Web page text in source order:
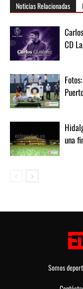
Noticias Relacionadas
CD
una
Somos